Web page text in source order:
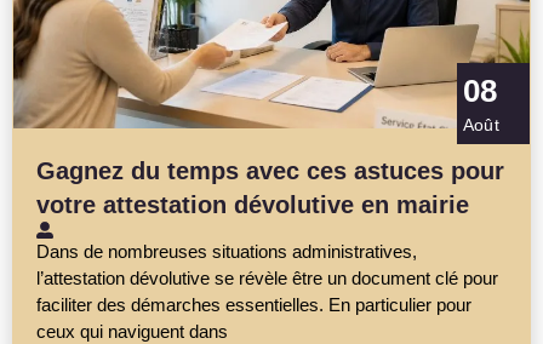
08
Août
Gagnez du temps avec ces astuces pour
votre attestation dévolutive en mairie
Dans de nombreuses situations administratives,
l’attestation dévolutive se révèle être un document clé pour
faciliter des démarches essentielles. En particulier pour
ceux qui naviguent dans